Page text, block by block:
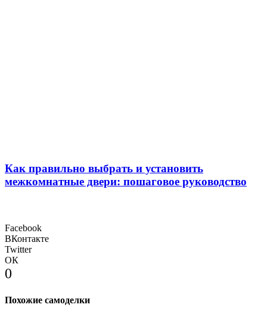
Как правильно выбрать и установить
межкомнатные двери: пошаговое руководство
Facebook
ВКонтакте
Twitter
ОК
0
Похожие самоделки